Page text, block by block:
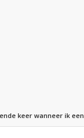
keer wanneer ik